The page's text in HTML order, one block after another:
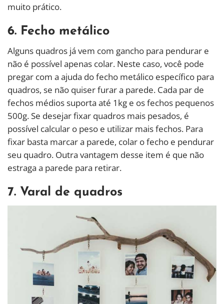
muito prático.
6. Fecho metálico
Alguns quadros já vem com gancho para pendurar e
não é possível apenas colar. Neste caso, você pode
pregar com a ajuda do fecho metálico específico para
quadros, se não quiser furar a parede. Cada par de
fechos médios suporta até 1kg e os fechos pequenos
500g. Se desejar fixar quadros mais pesados, é
possível calcular o peso e utilizar mais fechos. Para
fixar basta marcar a parede, colar o fecho e pendurar
seu quadro. Outra vantagem desse item é que não
estraga a parede para retirar.
7. Varal de quadros